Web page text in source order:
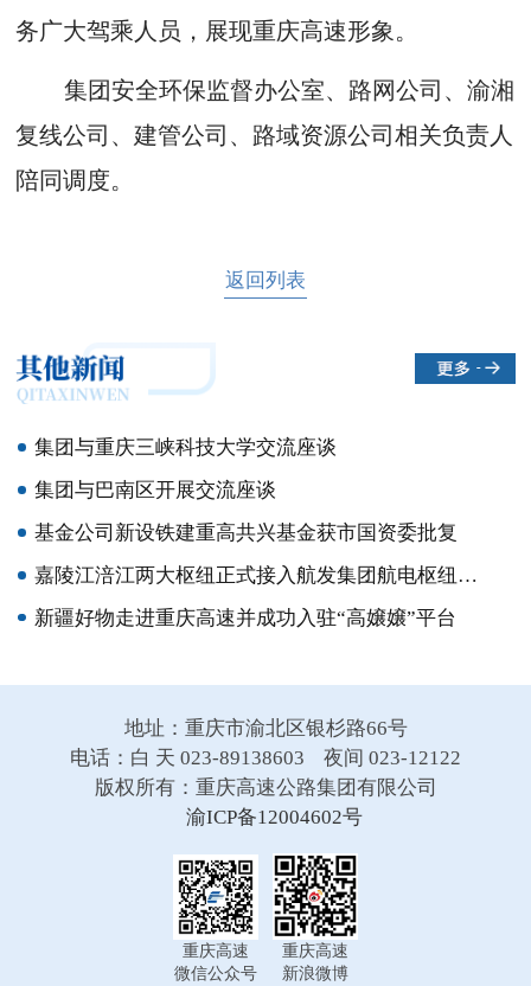
务广大驾乘人员，展现重庆高速形象。
集团安全环保监督办公室、路网公司、渝湘
复线公司、建管公司、路域资源公司相关负责人
陪同调度。
返回列表
集团与重庆三峡科技大学交流座谈
集团与巴南区开展交流座谈
基金公司新设铁建重高共兴基金获市国资委批复
嘉陵江涪江两大枢纽正式接入航发集团航电枢纽集控中心
新疆好物走进重庆高速并成功入驻“高嬢嬢”平台
地址：重庆市渝北区银杉路66号
电话：白 天 023-89138603 夜间 023-12122
版权所有：重庆高速公路集团有限公司
渝ICP备12004602号
重庆高速
微信公众号
重庆高速
新浪微博